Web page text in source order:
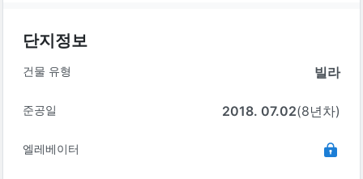
단지정보
건물 유형 빌라
준공일 2018. 07.02(8년차)
엘레베이터